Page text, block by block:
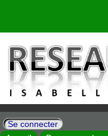
Se connecter